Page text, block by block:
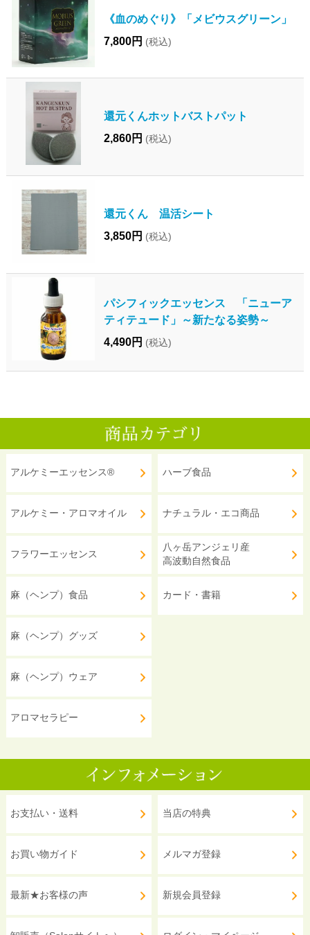
《血のめぐり》「メビウスグリーン」
7,800円 (税込)
還元くんホットバストパット
2,860円 (税込)
還元くん 温活シート
3,850円 (税込)
パシフィックエッセンス 「ニューア
ティテュード」～新たなる姿勢～
4,490円 (税込)
アルケミーエッセンス®
アルケミー・アロマオイル
フラワーエッセンス
麻（ヘンプ）食品
麻（ヘンプ）グッズ
麻（ヘンプ）ウェア
アロマセラピー
ハーブ食品
ナチュラル・エコ商品
八ヶ岳アンジェリ産
高波動自然食品
カード・書籍
お支払い・送料
お買い物ガイド
最新★お客様の声
当店の特典
メルマガ登録
新規会員登録